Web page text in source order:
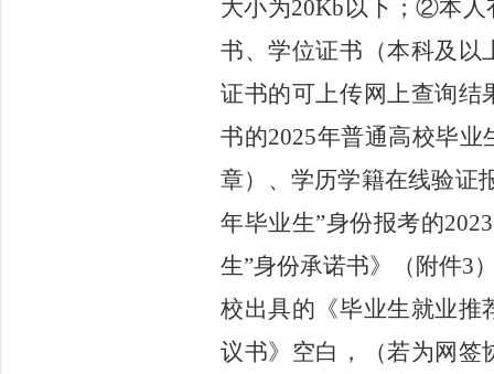
大小为20Kb以下 ； ②本人
书、学位证书（本科及以
证书的可上传网上查询结
书的2025年普通高校毕
章）
、学历学籍在线验证
年毕业生”身份报考的
生”身份承诺书》
（ 附件3
校出具的《毕业生就业推
议书》空白，
（若为网签